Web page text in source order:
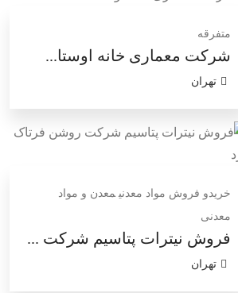
متفرقه
شرکت معماری خانه اوستا...
تهران
خریدو فروش مواد معدنی معدن و مواد
معدنی
فروش نیترات پتاسیم‎ شرکت ...
تهران